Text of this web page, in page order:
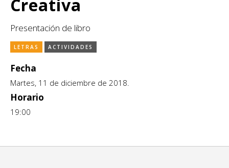
CCE en el interior/libros
Formación
Infantil y Juvenil
Letras
Creativa
Presentación de libro
LETRAS ACTIVIDADES
Fecha
Martes, 11 de diciembre de 2018.
Horario
19:00